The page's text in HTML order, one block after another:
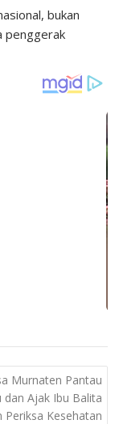
bukan
penggerak
Murnaten Pantau
dan Ajak Ibu Balita
Periksa Kesehatan